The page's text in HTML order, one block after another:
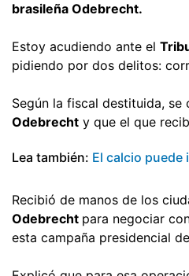
brasileña Odebrecht.
Estoy acudiendo ante el
pidiendo por dos delitos:
Según la fiscal destituida,
Odebrecht y que el que
Lea también: El calcio
Recibió de manos de los
Odebrecht para negociar
esta campaña presidencial de